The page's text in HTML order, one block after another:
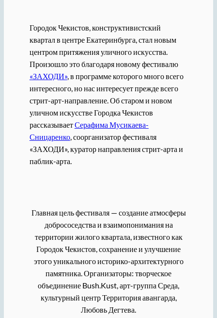
Городок Чекистов, конструктивистский
квартал в центре Екатеринбурга, стал новым
центром притяжения уличного искусства.
Произошло это благодаря новому фестивалю
«ЗАХОДИ», в программе которого много всего
интересного, но нас интересует прежде всего
стрит-арт-направление. Об старом и новом
уличном искусстве Городка Чекистов
рассказываетСерафима Мусикаева-
Сницаренко, соорганизатор фестиваля
«ЗАХОДИ», куратор направления стрит-арта и
паблик-арта.
Главная цель фестиваля — создание атмосферы
добрососедства и взаимопонимания на
территории жилого квартала, известного как
Городок Чекистов, сохранение и улучшение
этого уникального историко-архитектурного
памятника. Организаторы: творческое
объединение Bush.Kust, арт-группа Среда,
культурный центр Территория авангарда,
Любовь Дегтева.